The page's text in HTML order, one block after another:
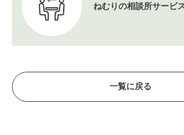
ねむりの相談所サービ
一覧に戻る